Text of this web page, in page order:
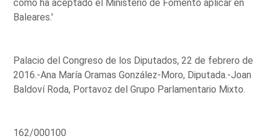
como ha aceptado el Ministerio de Fomento aplicar en
Baleares.'
Palacio del Congreso de los Diputados, 22 de febrero de
2016.-Ana María Oramas González-Moro, Diputada.-Joan
Baldoví Roda, Portavoz del Grupo Parlamentario Mixto.
162/000100